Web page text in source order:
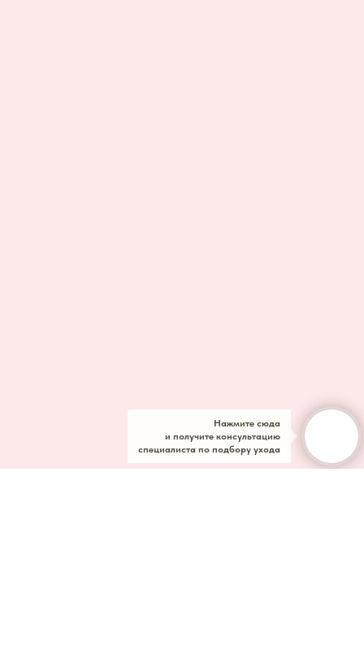
Нажмите сюда
и получите консультацию
специалиста по подбору ухода